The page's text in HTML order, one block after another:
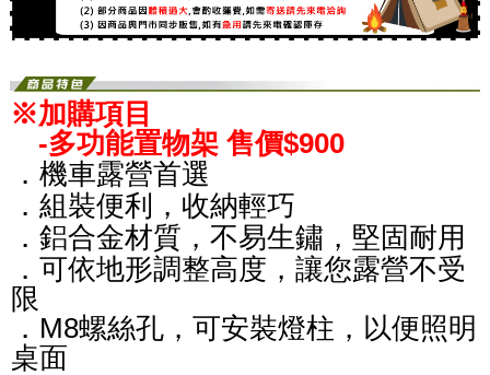
※加購項目
-多功能置物架 售價$900
．機車露營首選
．組裝便利，收納輕巧
．鋁合金材質，不易生鏽，堅固耐用
．可依地形調整高度，讓您露營不受
限
．M8螺絲孔，可安裝燈柱，以便照明
桌面